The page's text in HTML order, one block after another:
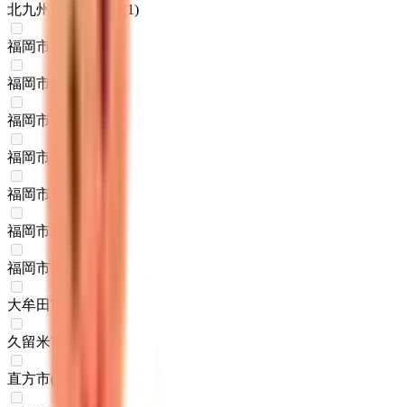
北九州市八幡西区 (1)
福岡市東区
福岡市博多区
福岡市中央区
福岡市南区
福岡市西区
福岡市城南区
福岡市早良区
大牟田市
久留米市
直方市(